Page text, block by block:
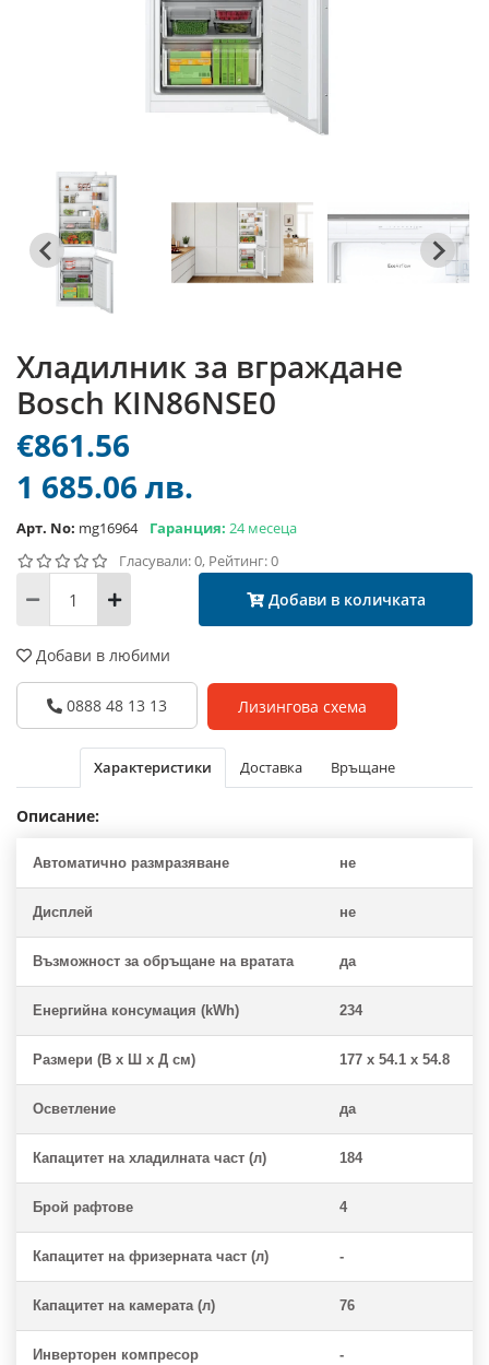
Хладилник за вграждане
Bosch KIN86NSE0
€861.56
1 685.06 лв.
Арт. No: mg16964 Гаранция: 24 месеца
Гласували: 0, Рейтинг: 0
Добави в количката
Добави в любими
0888 48 13 13 Лизингова схема
Характеристики Доставка Връщане
Описание:
Автоматично размразяване не
Дисплей не
Възможност за обръщане на вратата да
Енергийна консумация (kWh) 234
Размери (В х Ш х Д см) 177 x 54.1 x 54.8
Осветление да
Капацитет на хладилната част (л) 184
Брой рафтове 4
Капацитет на фризерната част (л) -
Капацитет на камерата (л) 76
Инверторен компресор -